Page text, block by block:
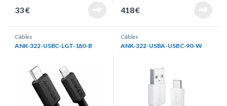
33€ 418€
Câbles
ANK-322-USBC-LGT-180-B
Câbles
ANK-322-USBA-USBC-90-W